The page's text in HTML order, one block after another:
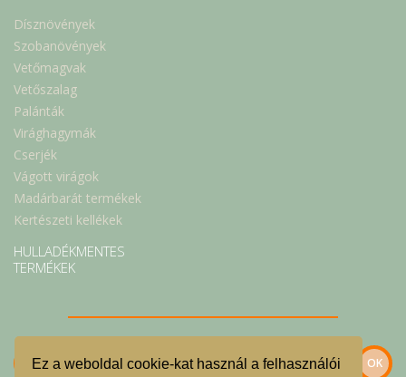
Ez a weboldal cookie-kat használ a felhasználói
Dísznövények
Szobanövények
Vetőmagvak
Vetőszalag
Palánták
Virághagymák
Cserjék
Vágott virágok
Madárbarát termékek
Kertészeti kellékek
HULLADÉKMENTES
TERMÉKEK